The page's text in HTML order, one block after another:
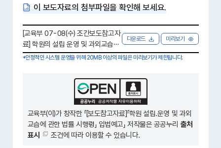
이 보도자료의 첨부파일을 확인해 보세요.
[교육부 07-08(수) 조간보도참고자
료] 학원의 설립 운영 및 과외교습에
관한 법률 시행령 입법예고.hwpx [
다운로드 미리보기
*안정적인 시스템 운영을 위해 20MB 이상의 파일은 미리보기가 제한됩니다.
교육부(이)가 창작한 「[보도참고자료]「학원 설립.운영 및 과외
교습에 관한 법률 시행령」 입법예고」 저작물은 공공누리 출처
표시
조건에 따라 이용할 수 있습니다.